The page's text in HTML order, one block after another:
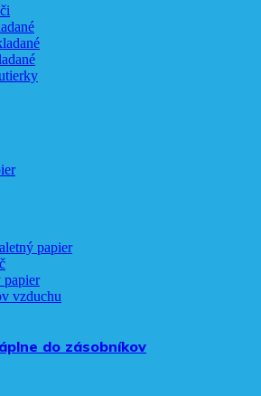
papier
papier
vzduchu
do zásobníkov